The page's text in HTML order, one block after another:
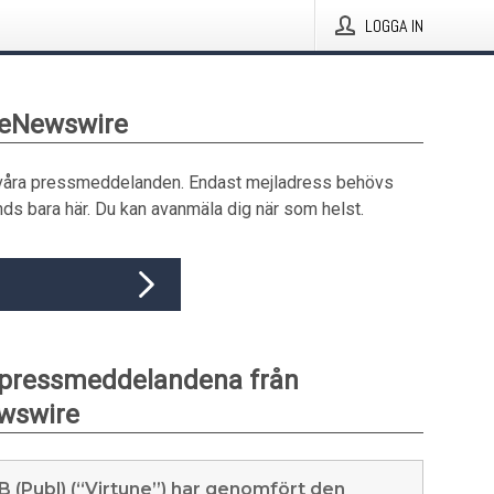
LOGGA IN
pressmeddelanden. Endast mejladress behövs
bara här. Du kan avanmäla dig när som helst.
från
(Publ) (“Virtune”) har genomfört den